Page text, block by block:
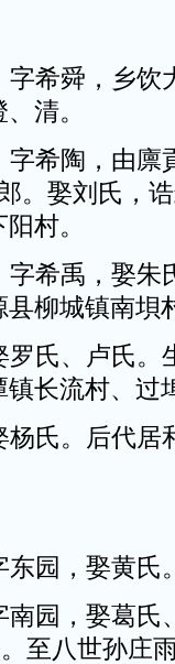
希舜，乡饮
清。
希陶，由廪
。娶刘氏，
村。
希禹，娶朱
柳城镇南垻
氏、卢氏。
长流村、过
氏。后代居
园，娶黄氏
园，娶葛氏
至八世孙庄